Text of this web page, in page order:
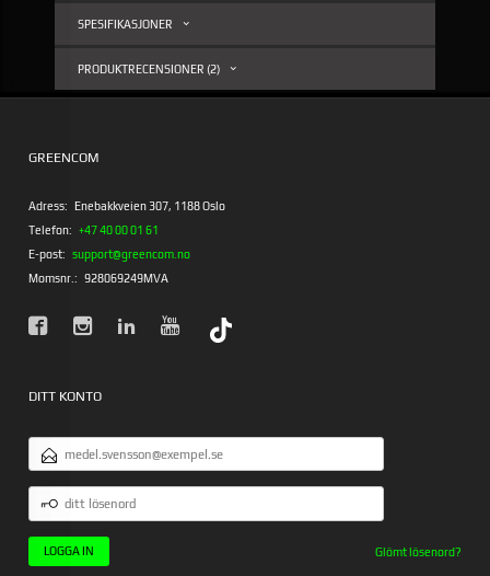
SPESIFIKASJONER
PRODUKTRECENSIONER (2)
GREENCOM
Adress: Enebakkveien 307, 1188 Oslo
Telefon: +47 40 00 01 61
E-post: support@greencom.no
Momsnr.: 928069249MVA
DITT KONTO
E-
POSTADRESS
LÖSENORD
Glömt lösenord?